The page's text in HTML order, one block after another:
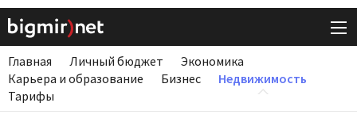
Главная Личный бюджет
Экономика
Карьера и образование
Бизнес
Недвижимость
Тарифы